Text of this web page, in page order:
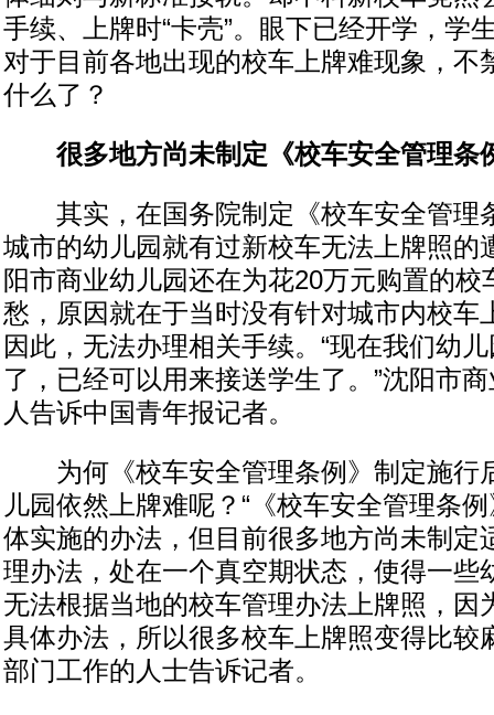
手续、上牌时“卡壳”。眼下已经开学，学
对于目前各地出现的校车上牌难现象，不
什么了？
很多地方尚未制定《校车安全管理条
其实，在国务院制定《校车安全管理
城市的幼儿园就有过新校车无法上牌照的
阳市商业幼儿园还在为花20万元购置的校
愁，原因就在于当时没有针对城市内校车
因此，无法办理相关手续。“现在我们幼
了，已经可以用来接送学生了。”沈阳市
人告诉中国青年报记者。
为何《校车安全管理条例》制定施行
儿园依然上牌难呢？“《校车安全管理条
体实施的办法，但目前很多地方尚未制定
理办法，处在一个真空期状态，使得一些
无法根据当地的校车管理办法上牌照，因
具体办法，所以很多校车上牌照变得比较
部门工作的人士告诉记者。